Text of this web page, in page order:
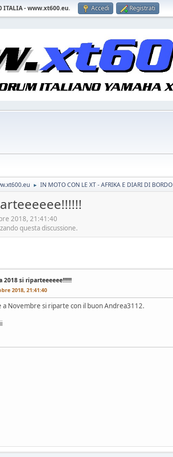
ITALIA - www.xt600.eu. Accedi Registrati
► IN MOTO CON LE XT - AFRIKA E DIARI DI BORDO
2018, 21:41:40
questa discussione.
2018 si riparteeeeee!!!!!!
2018, 21:41:40
a Novembre si riparte con il buon Andrea3112.